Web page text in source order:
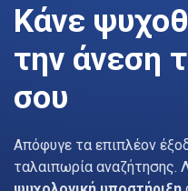
Κάνε
την άνεση
σου
Απόφυγε τα επιπλέον
ταλαιπωρία αναζήτησης.